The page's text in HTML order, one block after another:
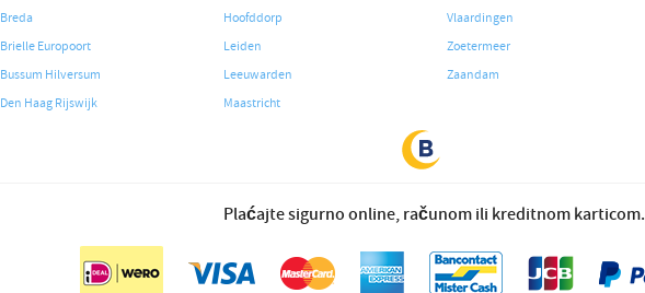
Breda
Brielle Europoort
Bussum Hilversum
Den Haag Rijswijk
Hoofddorp
Leiden
Leeuwarden
Maastricht
Vlaardingen
Zoetermeer
Zaandam
Plaćajte sigurno online, računom ili kreditnom karticom.